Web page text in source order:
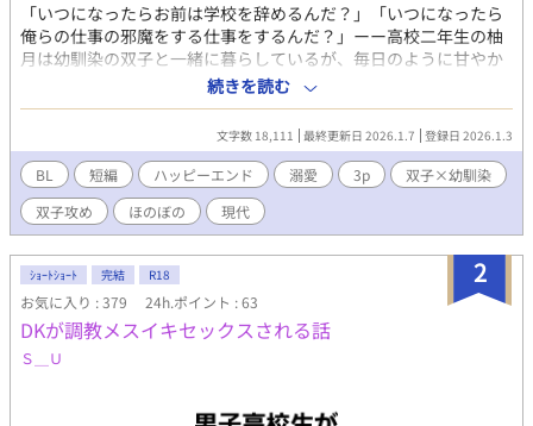
「いつになったらお前は学校を辞めるんだ？」「いつになったら
俺らの仕事の邪魔をする仕事をするんだ？」ーー高校二年生の柚
月は幼馴染の双子と一緒に暮らしているが、毎日のように甘やか
されるも意味のわからないことを言ってきて…「仕事の邪魔をす
る仕事って何！？」ーー双子のスパダリ旦那は今日も甘いので
続きを読む
文字数 18,111 最終更新日 2026.1.7 登録日 2026.1.3
BL 短編 ハッピーエンド 溺愛 3p
双子×幼馴染
双子攻め
ほのぼの 現代
2
ｼｮｰﾄｼｮｰﾄ 完結 R18
お気に入り : 379 24h.ポイント : 63
DKが調教メスイキセックスされる話
Ｓ＿Ｕ